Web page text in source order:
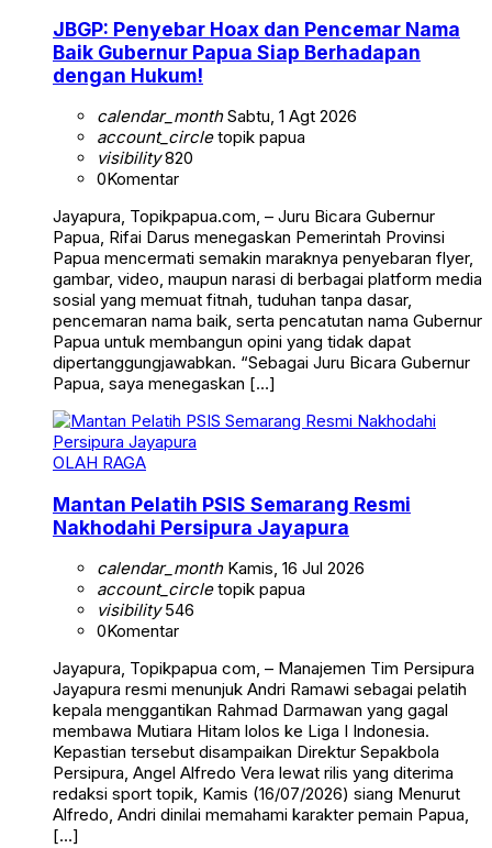
JBGP: Penyebar Hoax dan Pencemar Nama
Baik Gubernur Papua Siap Berhadapan
dengan Hukum!
calendar_monthSabtu, 1 Agt 2026
account_circletopik papua
visibility820
0Komentar
Jayapura, Topikpapua.com, – Juru Bicara Gubernur
Papua, Rifai Darus menegaskan Pemerintah Provinsi
Papua mencermati semakin maraknya penyebaran flyer,
gambar, video, maupun narasi di berbagai platform media
sosial yang memuat fitnah, tuduhan tanpa dasar,
pencemaran nama baik, serta pencatutan nama Gubernur
Papua untuk membangun opini yang tidak dapat
dipertanggungjawabkan. “Sebagai Juru Bicara Gubernur
Papua, saya menegaskan […]
OLAH RAGA
Mantan Pelatih PSIS Semarang Resmi
Nakhodahi Persipura Jayapura
calendar_monthKamis, 16 Jul 2026
account_circletopik papua
visibility546
0Komentar
Jayapura, Topikpapua com, – Manajemen Tim Persipura
Jayapura resmi menunjuk Andri Ramawi sebagai pelatih
kepala menggantikan Rahmad Darmawan yang gagal
membawa Mutiara Hitam lolos ke Liga I Indonesia.
Kepastian tersebut disampaikan Direktur Sepakbola
Persipura, Angel Alfredo Vera lewat rilis yang diterima
redaksi sport topik, Kamis (16/07/2026) siang Menurut
Alfredo, Andri dinilai memahami karakter pemain Papua,
[…]